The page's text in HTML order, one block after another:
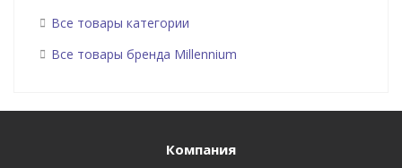
Все товары категории
Все товары бренда Millennium
Компания